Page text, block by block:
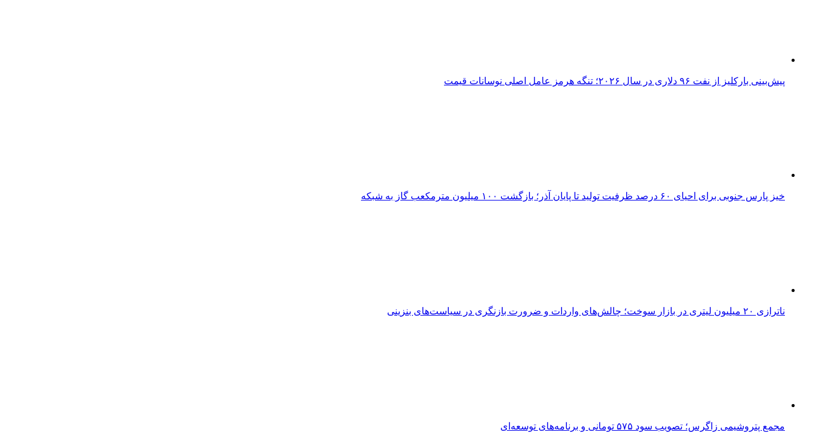
پیش‌بینی بارکلیز از نفت ۹۶ دلاری در سال ۲۰۲۶؛ تنگه هرمز عامل اصلی نوسانات قیمت
خیز پارس جنوبی برای احیای ۶۰ درصد ظرفیت تولید تا پایان آذر؛ بازگشت ۱۰۰ میلیون مترمکعب گاز به شبکه
ناترازی ۲۰ میلیون لیتری در بازار سوخت؛ چالش‌های واردات و ضرورت بازنگری در سیاست‌های بنزینی
مجمع پتروشیمی زاگرس؛ تصویب سود ۵۷۵ تومانی و برنامه‌های توسعه‌ای